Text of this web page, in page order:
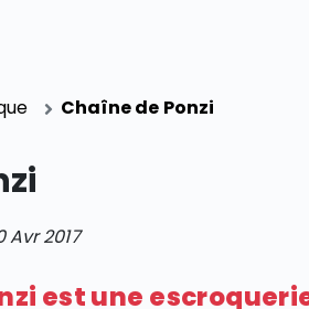
Chaîne de Ponzi
Avr 2017
est une